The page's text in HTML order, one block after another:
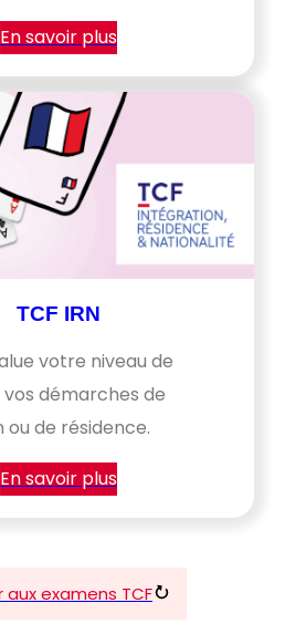
En savoir plus
TCF IRN
votre niveau de
démarches de
de résidence.
En savoir plus
aux examens TCF